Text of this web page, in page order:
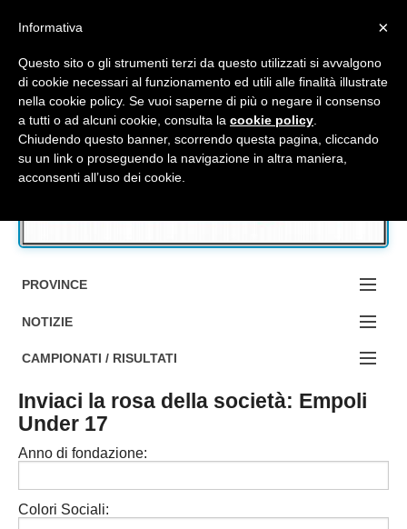
Accedi / Registrati
Contattaci
PROVINCE
EDIZIONE:
BOLOGNA
MODENA
PARMA
PIACENZA
NOTIZIE
NOTIZIE:
MA DA BO ?1?
SERIE D
PROMOZIONE
CAMPIONATI / RISULTATI
Campionati e Risultati:
Inviaci la rosa della società: Empoli
Under 17
Anno di fondazione:
Colori Sociali:
×
Informativa
Questo sito o gli strumenti terzi da questo utilizzati si avvalgono
di cookie necessari al funzionamento ed utili alle finalità illustrate
nella cookie policy. Se vuoi saperne di più o negare il consenso
a tutti o ad alcuni cookie, consulta la cookie policy
Chiudendo questo banner, scorrendo questa pagina, cliccando
su un link o proseguendo la navigazione in altra maniera,
acconsenti all’uso dei cookie.